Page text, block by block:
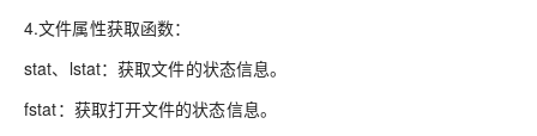
4.文件属性获取函数：
stat、lstat：获取文件的状态信息。
fstat：获取打开文件的状态信息。